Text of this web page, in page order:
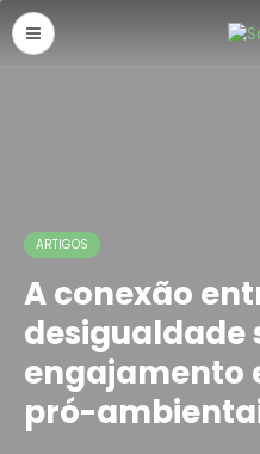
ARTIGOS
A conexão
desigualdade
engajamento
pró-